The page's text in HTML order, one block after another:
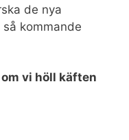
de nya
kommande
vi höll käften